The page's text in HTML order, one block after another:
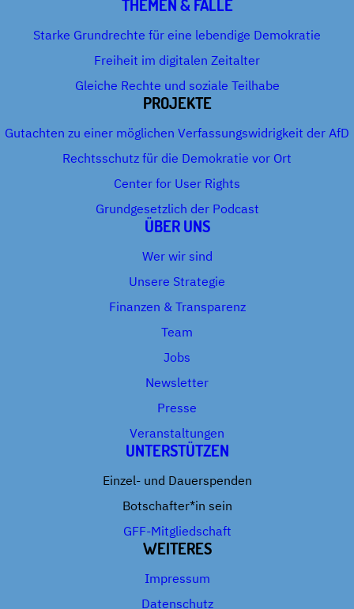
THEMEN & FÄLLE
Starke Grundrechte für eine lebendige Demokratie
Freiheit im digitalen Zeitalter
Gleiche Rechte und soziale Teilhabe
PROJEKTE
Gutachten zu einer möglichen Verfassungswidrigkeit der AfD
Rechtsschutz für die Demokratie vor Ort
Center for User Rights
Grundgesetzlich der Podcast
ÜBER UNS
Wer wir sind
Unsere Strategie
Finanzen & Transparenz
Team
Jobs
Newsletter
Presse
Veranstaltungen
UNTERSTÜTZEN
Einzel- und Dauerspenden
Botschafter*in sein
GFF-Mitgliedschaft
WEITERES
Impressum
Datenschutz